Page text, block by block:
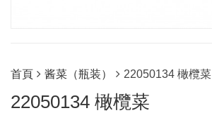
首頁 酱菜（瓶装） 22050134 橄欖菜
22050134 橄欖菜